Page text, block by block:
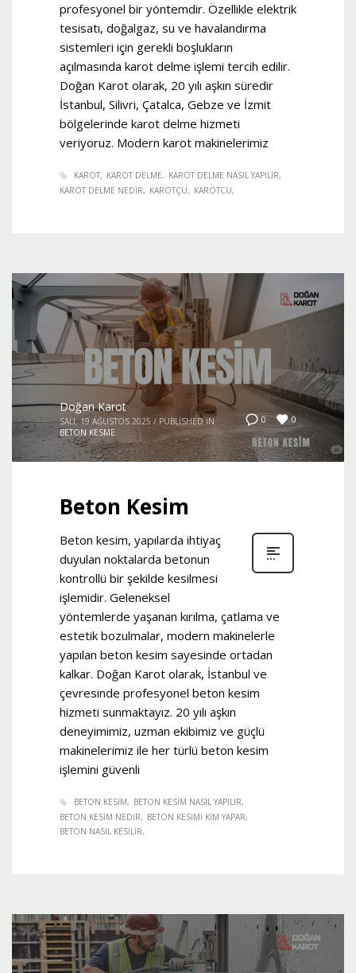
profesyonel bir yöntemdir. Özellikle elektrik
tesisatı, doğalgaz, su ve havalandırma
sistemleri için gerekli boşlukların
açılmasında karot delme işlemi tercih edilir.
Doğan Karot olarak, 20 yılı aşkın süredir
İstanbul, Silivri, Çatalca, Gebze ve İzmit
bölgelerinde karot delme hizmeti
veriyoruz. Modern karot makinelerimiz
KAROT KAROT DELME
KAROT DELME NASIL YAPILIR
KAROT DELME NEDIR
KAROTÇU KAROTCU
0 0
Doğan Karot
SALI, 19 AĞUSTOS 2025 / PUBLISHED IN
BETON KESME
Beton Kesim
Beton kesim, yapılarda ihtiyaç
duyulan noktalarda betonun
kontrollü bir şekilde kesilmesi
işlemidir. Geleneksel
yöntemlerde yaşanan kırılma, çatlama ve
estetik bozulmalar, modern makinelerle
yapılan beton kesim sayesinde ortadan
kalkar. Doğan Karot olarak, İstanbul ve
çevresinde profesyonel beton kesim
hizmeti sunmaktayız. 20 yılı aşkın
deneyimimiz, uzman ekibimiz ve güçlü
makinelerimiz ile her türlü beton kesim
işlemini güvenli
BETON KESIM
BETON KESIM NASIL YAPILIR
BETON KESIM NEDIR
BETON KESIMI KIM YAPAR
BETON NASIL KESILIR